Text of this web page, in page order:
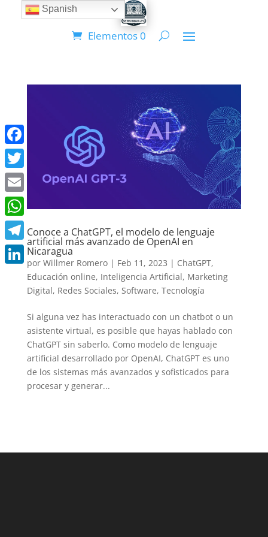
Elementos 0
Conoce a ChatGPT, el modelo de lenguaje
artificial más avanzado de OpenAI en
Nicaragua
por Willmer Romero| Feb 11, 2023 | ChatGPT,
Educación online, Inteligencia Artificial, Marketing
Digital, Redes Sociales, Software, Tecnología
Si alguna vez has interactuado con un chatbot o un
asistente virtual, es posible que hayas hablado con
ChatGPT sin saberlo. Como modelo de lenguaje
artificial desarrollado por OpenAI, ChatGPT es uno
de los sistemas más avanzados y sofisticados para
procesar y generar...
Facebook
Twitter
Email
WhatsApp
Telegram
LinkedIn
Spanish